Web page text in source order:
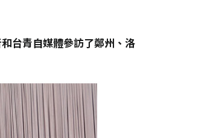
台青自媒體參訪了鄭州、洛